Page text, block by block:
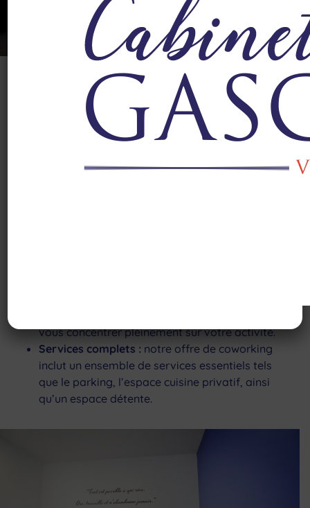
Réservez dès maintenant
Pourquoi choisir
notre coworking ?
Avantages clés
vous concentrer pleinement sur votre activité.
Services complets : notre offre de coworking
inclut un ensemble de services essentiels tels
que le parking, l’espace cuisine privatif, ainsi
qu’un espace détente.